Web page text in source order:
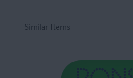
Similar Items